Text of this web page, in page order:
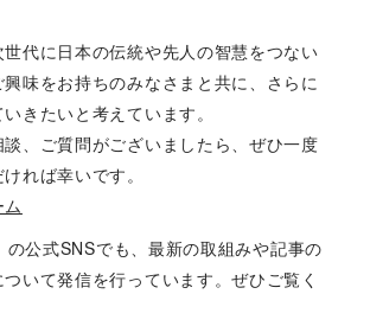
代に日本の伝統や先人の智慧をつない
味をお持ちのみなさまと共に、さらに
きたいと考えています。
、ご質問がございましたら、ぜひ一度
れば幸いです。
公式SNSでも、最新の取組みや記事の
いて発信を行っています。ぜひご覧く